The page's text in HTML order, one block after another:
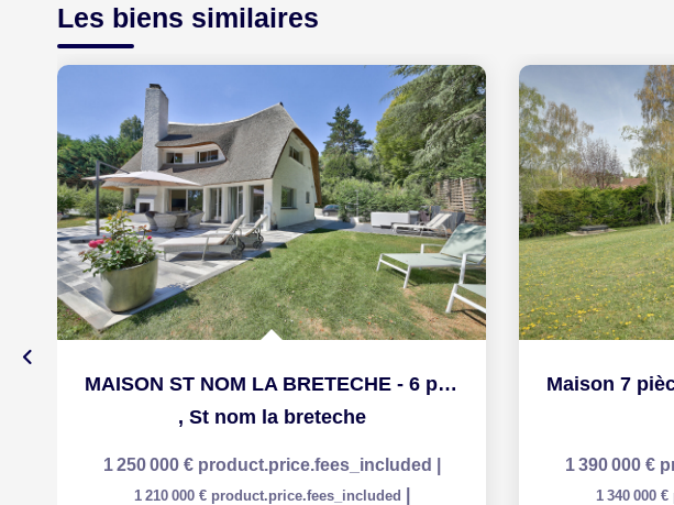
Les biens similaires
MAISON ST NOM LA BRETECHE - 6 pièce(s) - 156 m2
, St nom la breteche
1 250 000 € product.price.fees_included
1 210 000 € product.price.fees_included
1 390 000 €
1 340 000 €